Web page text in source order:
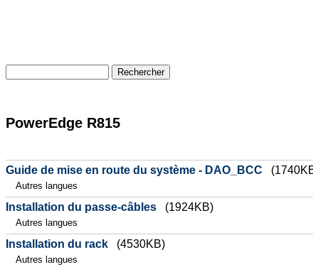
PowerEdge R815
Guide de mise en route du système - DAO_BCC
Autres langues
Installation du passe-câbles (1924KB)
Autres langues
Installation du rack (4530KB)
Autres langues